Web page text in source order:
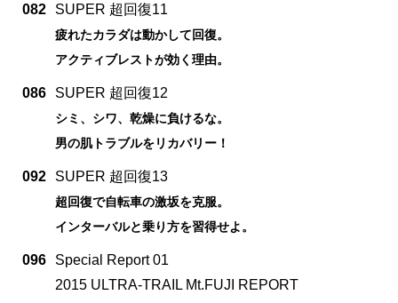
082 SUPER 超回復11
疲れたカラダは動かして回復。
アクティブレストが効く理由。
086 SUPER 超回復12
シミ、シワ、乾燥に負けるな。
男の肌トラブルをリカバリー！
092 SUPER 超回復13
超回復で自転車の激坂を克服。
インターバルと乗り方を習得せよ。
096
Special Report 01
2015 ULTRA-TRAIL Mt.FUJI REPORT